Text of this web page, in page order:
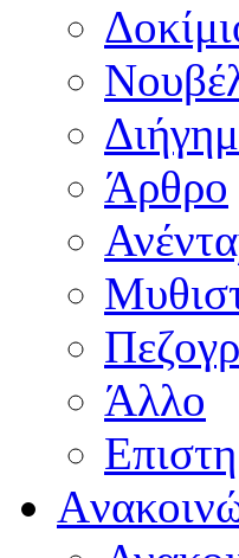
Άρθρο
Άλλο